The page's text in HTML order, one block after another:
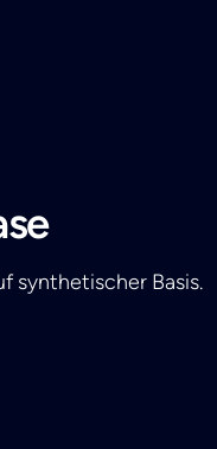
synthetischer Basis.